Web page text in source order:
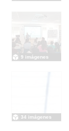
9 imágenes
34 imágenes